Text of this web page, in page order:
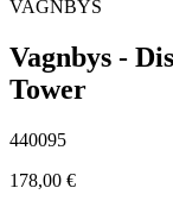
VAGNBYS
Vagnbys -
Tower
440095
178,00 €